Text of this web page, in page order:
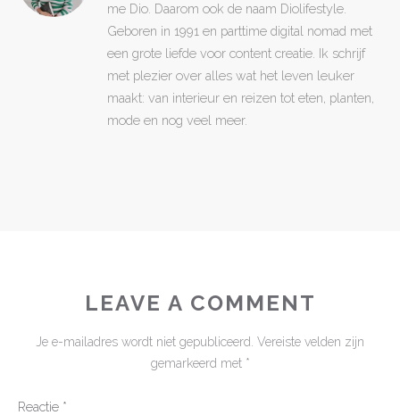
me Dio. Daarom ook de naam Diolifestyle.
Geboren in 1991 en parttime digital nomad met
een grote liefde voor content creatie. Ik schrijf
met plezier over alles wat het leven leuker
maakt: van interieur en reizen tot eten, planten,
mode en nog veel meer.
LEAVE A COMMENT
Je e-mailadres wordt niet gepubliceerd. Vereiste velden zijn
gemarkeerd met *
Reactie *